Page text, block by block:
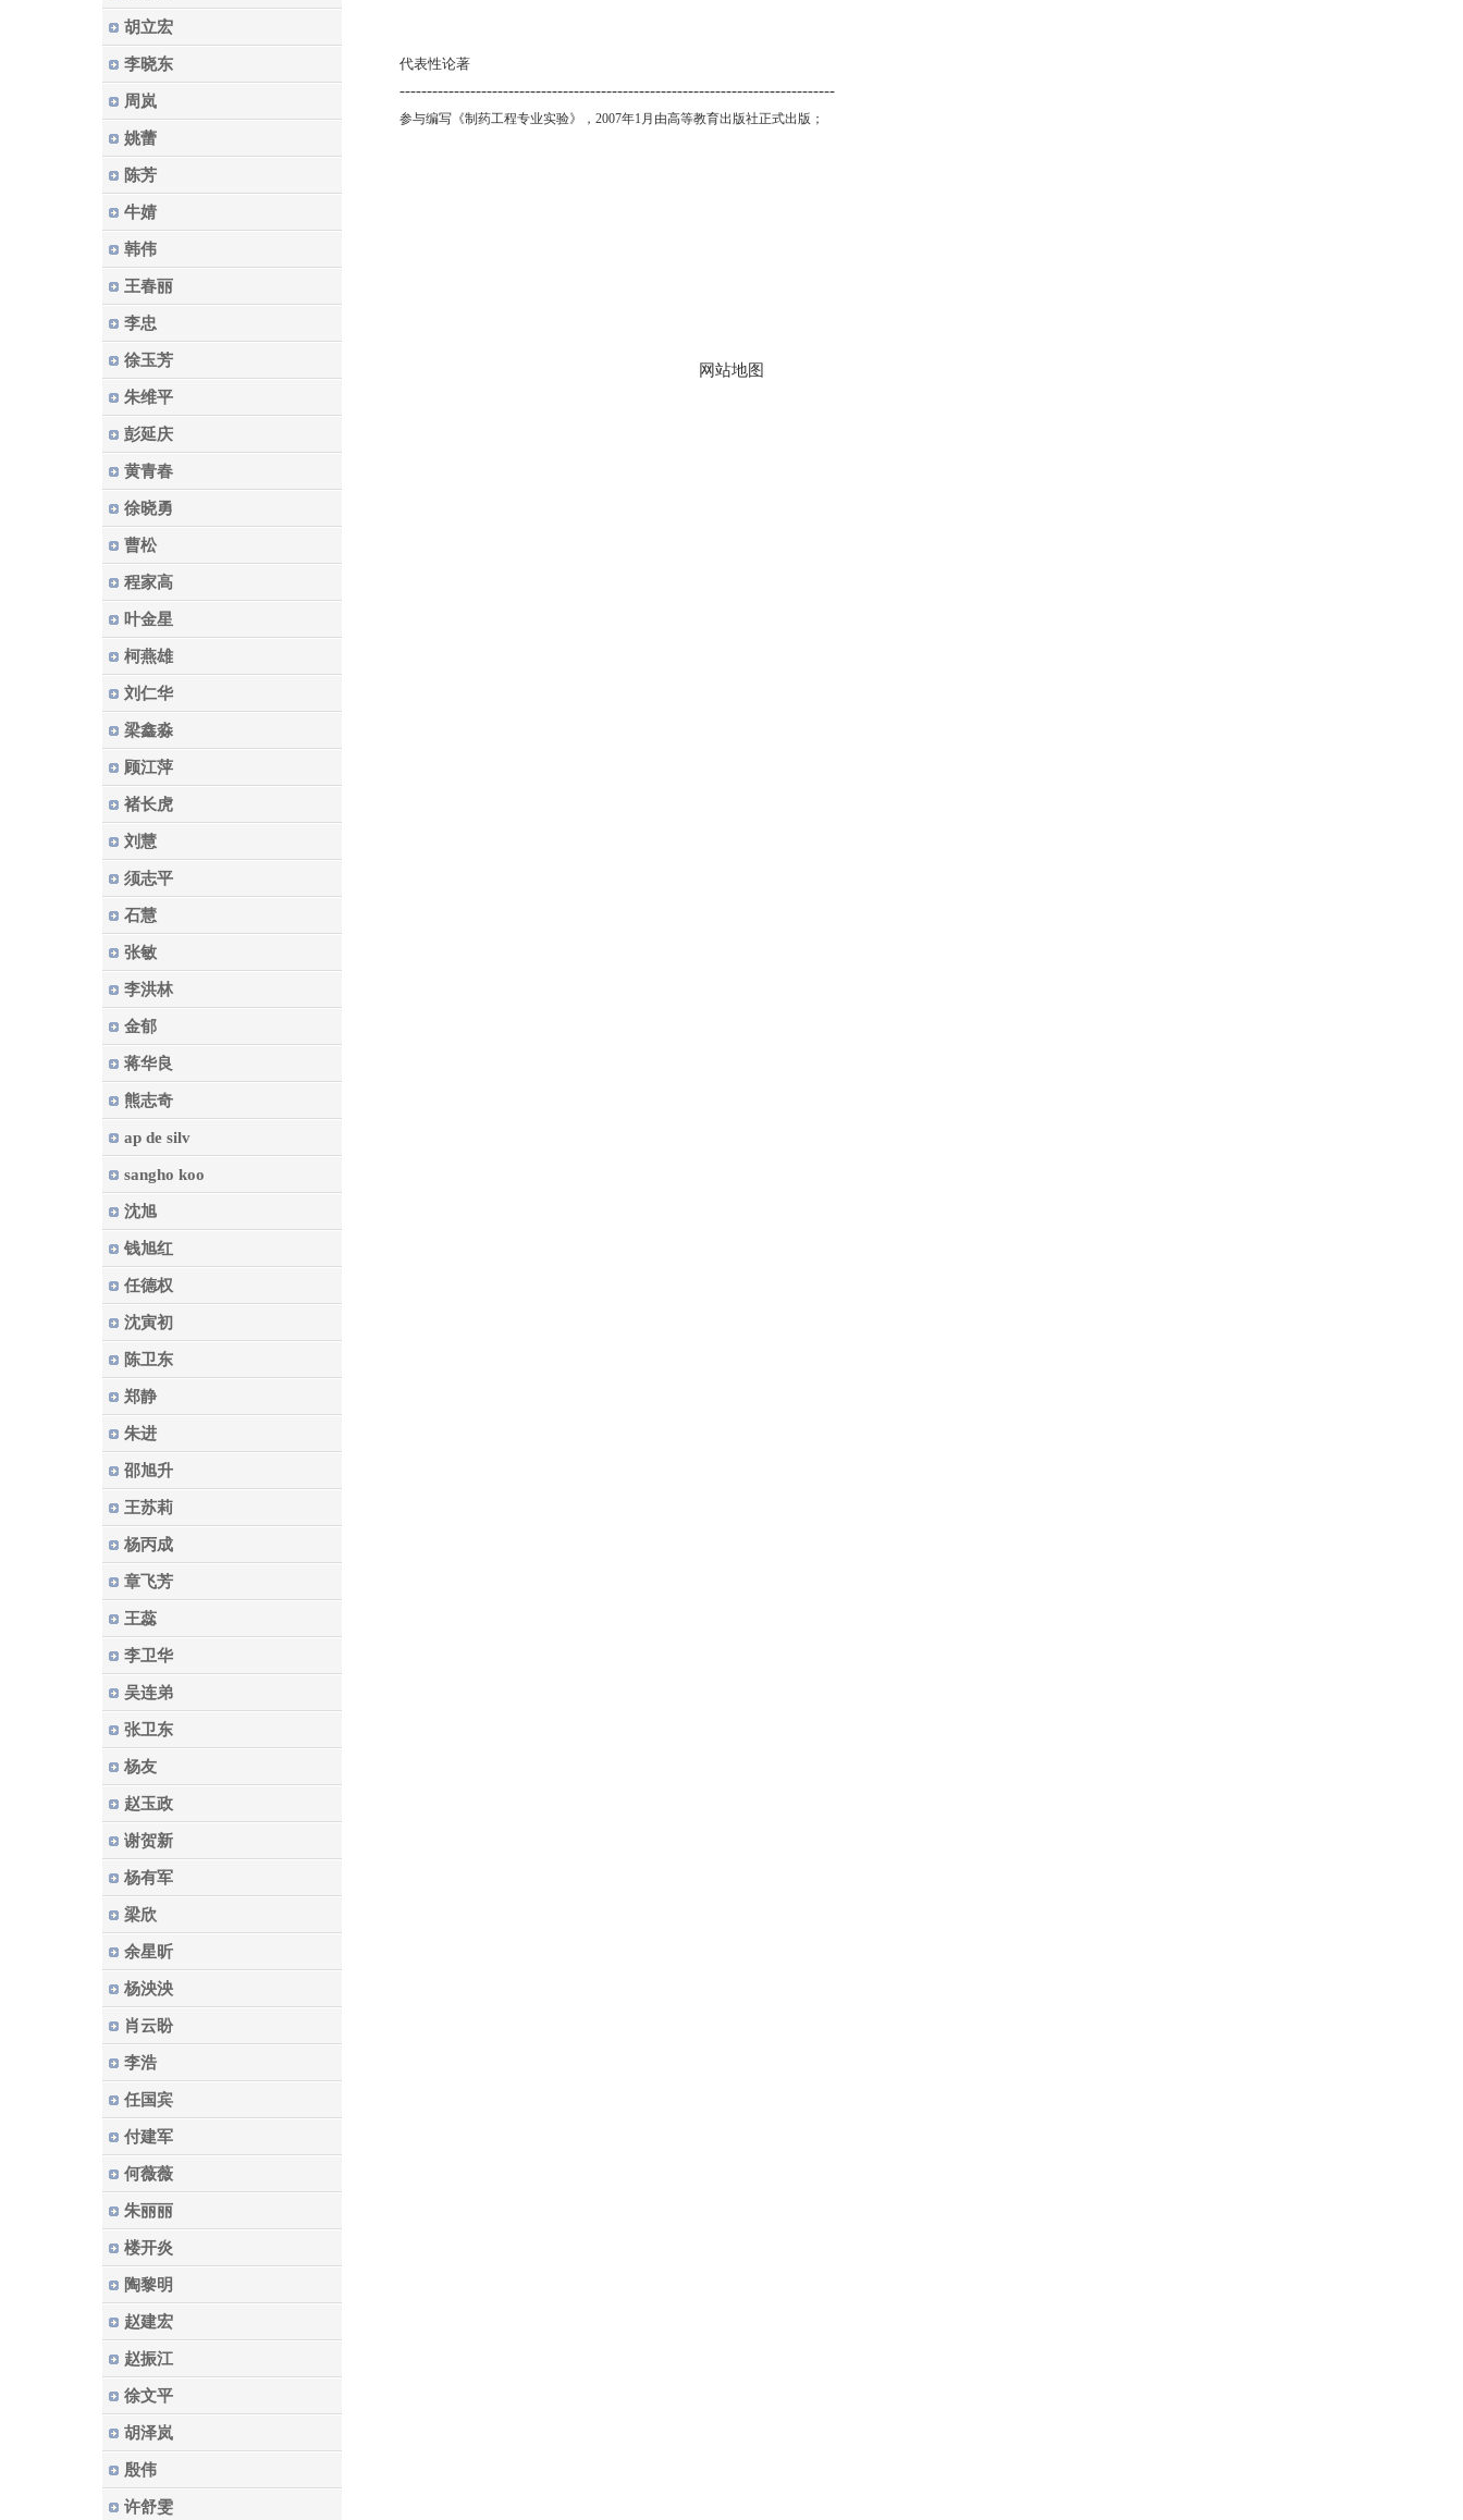
胡立宏
李晓东
周岚
姚蕾
陈芳
牛婧
韩伟
王春丽
李忠
徐玉芳
朱维平
彭延庆
黄青春
徐晓勇
曹松
程家高
叶金星
柯燕雄
刘仁华
梁鑫淼
顾江萍
褚长虎
刘慧
须志平
石慧
张敏
李洪林
金郁
蒋华良
熊志奇
ap de silv
sangho koo
沈旭
钱旭红
任德权
沈寅初
陈卫东
郑静
朱进
邵旭升
王苏莉
杨丙成
章飞芳
王蕊
李卫华
吴连弟
张卫东
杨友
赵玉政
谢贺新
杨有军
梁欣
余星昕
杨泱泱
肖云盼
李浩
任国宾
付建军
何薇薇
朱丽丽
楼开炎
陶黎明
赵建宏
赵振江
徐文平
胡泽岚
殷伟
许舒雯
代表性论著
--------------------------------------------------------------------------------
参与编写《制药工程专业实验》， 2007年1 月由高等教育出版社正式出版；
网站地图